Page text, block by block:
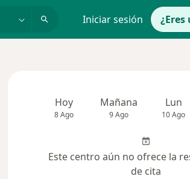
Iniciar sesión
Hoy
8 Ago
Mañana
9 Ago
Lun
10 Ago
Este centro aún no ofrece la
de cita